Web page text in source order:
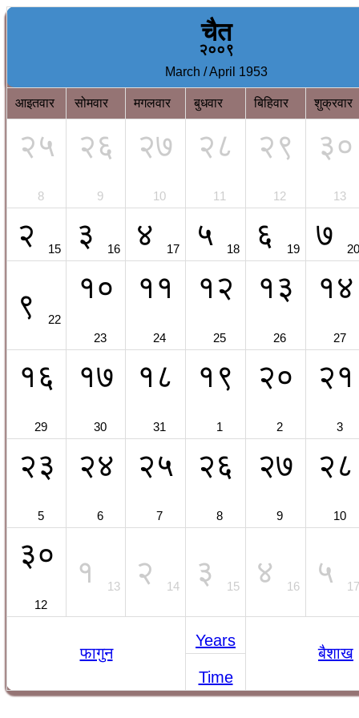
चैत
२००९
March / April 1953
आइतवार सोमवार मगलवार बुधवार बिहिवार शुक्रवार
२५
8
२६
9
२७
10
२८
11
२९
12
३०
13
२ 15 ३ 16 ४ 17 ५ 18 ६ 19 ७ 20
९ 22
१०
23
११
24
१२
25
१३
26
१४
27
१६
29
१७
30
१८
31
१९
1
२०
2
२१
3
२३
5
२४
6
२५
7
२६
8
२७
9
२८
10
३०
12
१ 13 २ 14 ३ 15 ४ 16 ५ 17
फागुन
Years
बैशाख
Time